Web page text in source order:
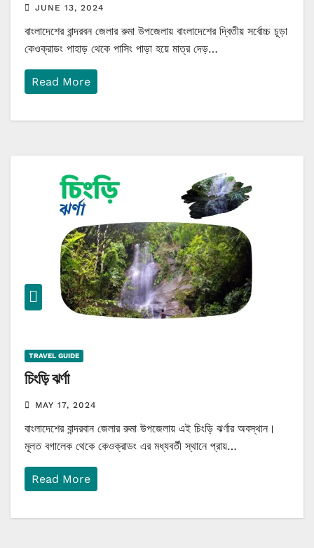
JUNE 13, 2024
বাংলাদেশের বান্দরবন জেলার রুমা উপজেলায় বাংলাদেশের দ্বিতীয় সর্বোচ্চ চূড়া
কেওক্রাডং পাহাড় থেকে পাসিং পাড়া হয়ে মাত্র দেড়…
Read More
TRAVEL GUIDE
চিংড়ি ঝর্ণা
MAY 17, 2024
বাংলাদেশের বান্দরবান জেলার রুমা উপজেলায় এই চিংড়ি ঝর্ণার অবস্থান।
মূলত বগালেক থেকে কেওক্রাডং এর মধ্যবর্তী স্থানে প্রায়…
Read More